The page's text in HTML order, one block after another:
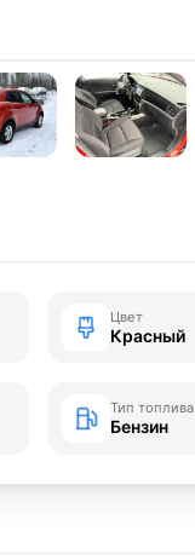
Цвет
Красный
Тип топлива
Бензин